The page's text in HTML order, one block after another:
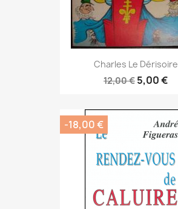
Charles Le Dérisoire
12,00 € 5,00 €
-18,00 €